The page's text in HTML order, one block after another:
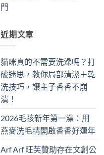
門
近期文章
貓咪真的不需要洗澡嗎？打
破迷思，教你局部清潔＋乾
洗技巧，讓主子香香不崩
潰！
2026毛孩新年第一澡：用
燕麥洗毛精開啟香香好運年
Arf Arf 旺芙贊助存在文創公